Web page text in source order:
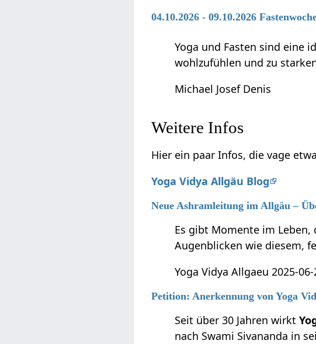
04.10.2026 - 09.10.2026
Yoga und Fasten sind eine
wohlzufühlen und zu
Michael Josef Denis
Weitere Infos
Hier ein paar Infos, die vage
Yoga Vidya Allgäu Blog
Neue Ashramleitung im Allgäu –
Es gibt Momente im
Augenblicken wie diesem,
Yoga Vidya Allgaeu 2025-
Petition: Anerkennung von Yoga
Seit über 30 Jahren wirkt
nach Swami Sivananda in